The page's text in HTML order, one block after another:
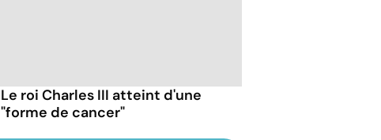
Le roi Charles III atteint d'une
"forme de cancer"